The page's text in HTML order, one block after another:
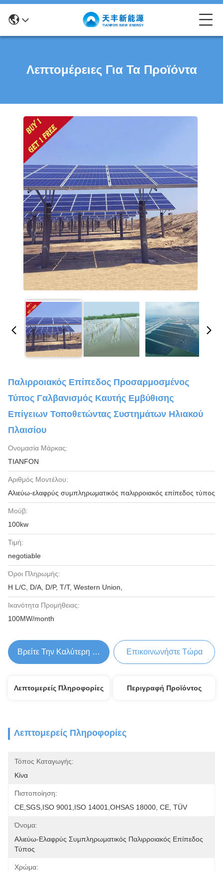
Λεπτομέρειες Για Τα Προϊόντα
Παλιρροιακός Επίπεδος Προσαρμοσμένος
Τύπος Γαλβανισμός Καυτής Εμβύθισης
Επίγειων Τοποθετώντας Συστημάτων Ηλιακού
Πλαισίου
Ονομασία Μάρκας:
TIANFON
Αριθμός Μοντέλου:
Αλιεύω-ελαφρύς συμπληρωματικός παλιρροιακός επίπεδος τύπος
Μούβ:
100kw
Τιμή:
negotiable
Όροι Πληρωμής:
Η L/C, D/A, D/P, T/T, Western Union,
Ικανότητα Προμήθειας:
100MW/month
Βρείτε Την Καλύτερη Τιμή Επικοινωνήστε Τώρα
Λεπτομερείς Πληροφορίες Περιγραφή Προϊόντος
Λεπτομερείς Πληροφορίες
Τόπος Καταγωγής:
Κίνα
Πιστοποίηση:
CE,SGS,ISO 9001,ISO 14001,OHSAS 18000, CE, TÜV
Όνομα:
Αλιεύω-Ελαφρύς Συμπληρωματικός Παλιρροιακός Επίπεδος
Τύπος
Χρώμα: